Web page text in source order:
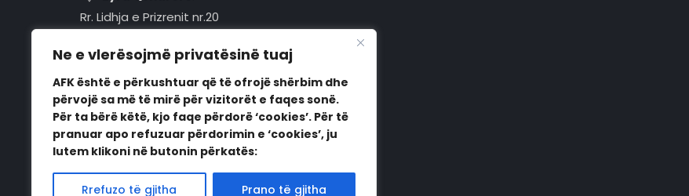
Ne e vlerësojmë privatësinë tuaj
AFK është e përkushtuar që të ofrojë shërbim dhe
përvojë sa më të mirë për vizitorët e faqes sonë.
Për ta bërë këtë, kjo faqe përdorë ‘cookies’. Për të
pranuar apo refuzuar përdorimin e ‘cookies’, ju
lutem klikoni në butonin përkatës:
Rrefuzo të gjitha Prano të gjitha
Rr. Lidhja e Prizrenit nr.20
Pejë, 30000, Kosovë
Orari i punës:
E hënë - E premte
08:00 - 16:00